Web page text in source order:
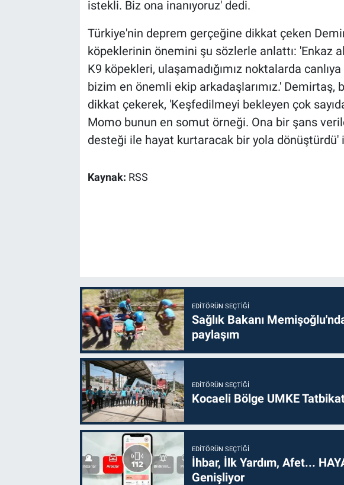
istekli. Biz ona inanıyoruz' dedi.
Türkiye'nin deprem gerçeğine dikkat çeken
köpeklerinin önemini şu sözlerle anlattı: 'Enkaz
K9 köpekleri, ulaşamadığımız noktalarda
bizim en önemli ekip arkadaşlarımız.' Demirtaş,
dikkat çekerek, 'Keşfedilmeyi bekleyen çok
Momo bunun en somut örneği. Ona bir şans
desteği ile hayat kurtaracak bir yola dönüştürdü'
Kaynak: RSS
EDITÖRÜN SEÇTIĞI
Sağlık Bakanı
paylaşım
EDITÖRÜN SEÇTIĞI
Kocaeli Bölge UMKE
EDITÖRÜN SEÇTIĞI
İhbar, İlk Yardım, Afet...
Genişliyor